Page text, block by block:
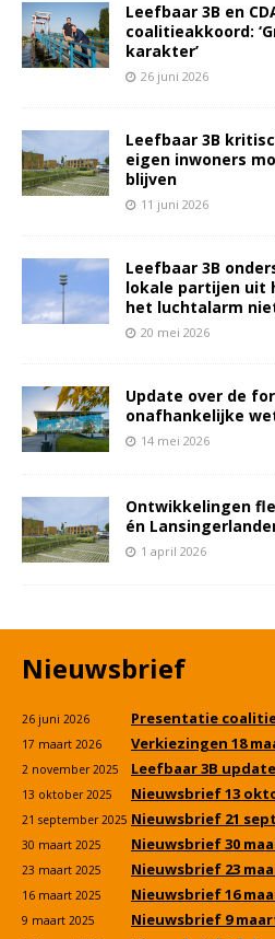
Leefbaar 3B en
coalitieakkoord:
karakter’
26 juni 2026
Leefbaar 3B
eigen inwoners
blijven
11 juni 2026
Leefbaar 3B
lokale partijen uit
het luchtalarm
20 mei 2026
Update over de
onafhankelijke
14 mei 2026
Ontwikkelingen
én
1 april 2026
Nieuwsbrief
26 juni 2026 Presentatie
17 maart 2026 Verkiezingen 18
2 november 2025 Leefbaar 3B
13 oktober 2025 Nieuwsbrief 13
21 september 2025 Nieuwsbrief 21
30 maart 2025 Nieuwsbrief 30
23 maart 2025 Nieuwsbrief 23
16 maart 2025 Nieuwsbrief 16
9 maart 2025 Nieuwsbrief 9